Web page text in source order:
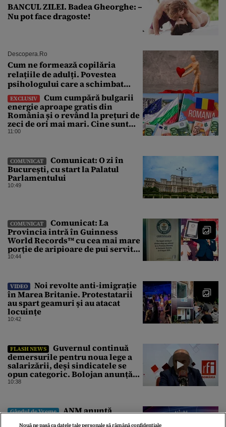
BANCUL ZILEI. Badea Gheorghe: –
Nu pot face dragoste!
Descopera.ro
Cum ne formează copilăria
relațiile de adulți. Povestea
psihologului care a schimbat
felul în care înțelegem iubirea
EXCLUSIV
Cum cumpără bulgarii
energie aproape gratis din
România și o revând la prețuri de
zeci de ori mai mari. Cine sunt
noii „băieți deștepți” din energie
11:00
COMUNICAT
Comunicat: O zi în
București, cu start la Palatul
Parlamentului
10:49
COMUNICAT
Comunicat: La
Provincia intră în Guinness
World Records™ cu cea mai mare
porție de aripioare de pui servită
la un eveniment
10:44
VIDEO
Noi revolte anti-imigrație
în Marea Britanie. Protestatarii
au spart geamuri și au atacat
locuințe
10:42
FLASH NEWS
Guvernul continuă
demersurile pentru noua lege a
salarizării, deși sindicatele se
opun categoric. Bolojan anunță
când ar putea fi depusă în
10:38
Gândul de Vreme
ANM anunță
Nouă ne pasă ca datele tale personale să rămână confidențiale